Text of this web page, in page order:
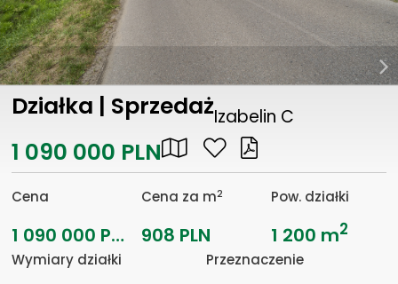
Działka | SprzedażIzabelin C
1 090 000 PLN
Cena
1 090 000 PLN
Cena za m2
908 PLN
Pow. działki
1 200 m2
Wymiary działki Przeznaczenie